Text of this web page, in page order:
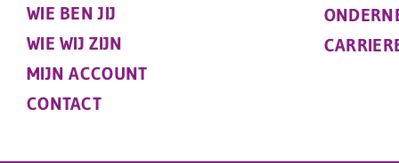
WIE BEN JIJ
WIE WIJ ZIJN
MIJN ACCOUNT
CONTACT